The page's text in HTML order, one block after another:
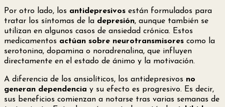
Por otro lado, los antidepresivos están formulados para
tratar los síntomas de la depresión, aunque también se
utilizan en algunos casos de ansiedad crónica. Estos
medicamentos actúan sobre neurotransmisores como la
serotonina, dopamina o noradrenalina, que influyen
directamente en el estado de ánimo y la motivación.
A diferencia de los ansiolíticos, los antidepresivos no
generan dependencia y su efecto es progresivo. Es decir,
sus beneficios comienzan a notarse tras varias semanas de